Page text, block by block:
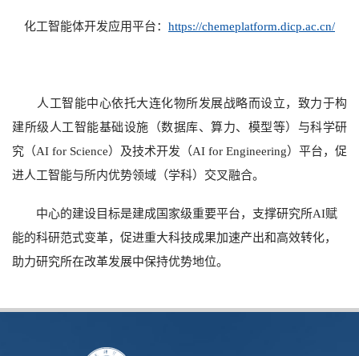
化工智能体开发应用平台： https://chemeplatform.dicp.ac.cn/
人工智能中心依托大连化物所发展战略而设立，致力于构
建所级人工智能基础设施（数据库、算力、模型等）与科学研
究（AI for Science）及技术开发（AI for Engineering）平台，促
进人工智能与所内优势领域（学科）交叉融合。
中心的建设目标是建成国家级重要平台，支撑研究所AI赋
能的科研范式变革，促进重大科技成果加速产出和高效转化，
助力研究所在改革发展中保持优势地位。